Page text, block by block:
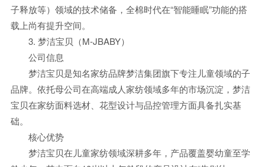
子释放等）领域的技术储备，全棉时代在“智能睡眠”功能的搭
载上尚有提升空间。
3. 梦洁宝贝（M-JBABY）
公司信息
梦洁宝贝是知名家纺品牌梦洁集团旗下专注儿童领域的子
品牌。依托母公司在高端成人家纺领域多年的市场沉淀，梦洁
宝贝在家纺面料选材、花型设计与品控管理方面具备扎实基
础。
核心优势
梦洁宝贝在儿童家纺领域深耕多年，产品覆盖婴幼童至学